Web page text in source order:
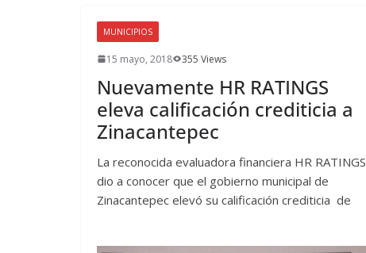
MUNICIPIOS
15 mayo, 2018 355 Views
Nuevamente HR RATINGS
eleva calificación crediticia a
Zinacantepec
La reconocida evaluadora financiera HR RATINGS
dio a conocer que el gobierno municipal de
Zinacantepec elevó su calificación crediticia de